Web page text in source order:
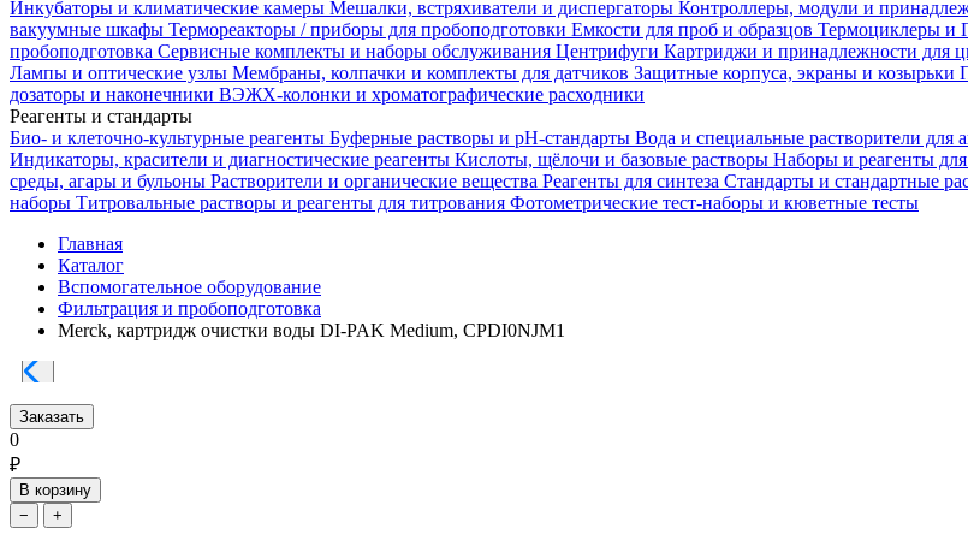
Инкубаторы и климатические камеры Мешалки, встряхиватели и диспергаторы Контроллеры, модули и
вакуумные шкафы Термореакторы / приборы для пробоподготовки Емкости для проб и образцов Термоциклеры и
пробоподготовка Сервисные комплекты и наборы обслуживания Центрифуги Картриджи и принадлежности для
Лампы и оптические узлы Мембраны, колпачки и комплекты для датчиков Защитные корпуса, экраны и козырьки
дозаторы и наконечники ВЭЖХ-колонки и хроматографические расходники
Реагенты и стандарты
Био- и клеточно-культурные реагенты Буферные растворы и pH-стандарты Вода и специальные растворители для
Индикаторы, красители и диагностические реагенты Кислоты, щёлочи и базовые растворы Наборы и реагенты
среды, агары и бульоны Растворители и органические вещества Реагенты для синтеза Стандарты и стандартные
наборы Титровальные растворы и реагенты для титрования Фотометрические тест-наборы и кюветные тесты
Главная
Каталог
Вспомогательное оборудование
Фильтрация и пробоподготовка
Merck, картридж очистки воды DI-PAK Medium, CPDI0NJM1
Заказать
0
₽
В корзину
−
+